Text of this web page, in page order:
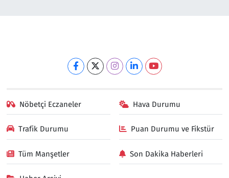
Nöbetçi Eczaneler Hava Durumu
Trafik Durumu Puan Durumu ve Fikstür
Tüm Manşetler Son Dakika Haberleri